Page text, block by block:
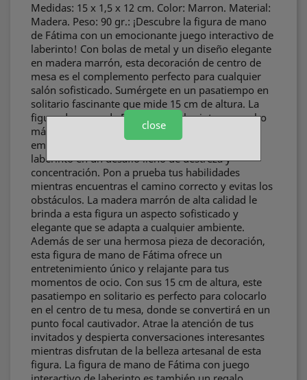
Medidas: 15 x 1,5 x 12 cm. Color: Marron. Material:
Madera. Peso: 90 gr.: ¡Descubre la figura de mano
de Fátima con un emocionante juego interactivo de
laberinto! Con bolas de metal y un diseño elegante
en madera marrón, esta decoración de centro de
mesa es el complemento perfecto para cualquier
salón sofisticado. Sumérgete en un pasatiempo en
solitario fascinante que mide 15 cm de altura. La
figura de mano de Fátima con laberinto es mucho
más que un objeto decorativo. Experimenta la
emoción de guiar las bolas de metal a través del
laberinto en un desafío lleno de destreza y
concentración. Pon a prueba tus habilidades
mientras encuentras el camino correcto y evitas los
obstáculos. La madera marrón de alta calidad le
brinda a esta figura un aspecto sofisticado y
elegante que se adapta a cualquier ambiente.
Además de ser una hermosa pieza de decoración,
esta figura de mano de Fátima ofrece un
entretenimiento único y relajante para tus
momentos de ocio. Con sus 15 cm de altura, este
pasatiempo en solitario es perfecto para colocarlo
en el centro de tu mesa, donde se convertirá en un
punto focal cautivador. Atrae la atención de tus
invitados y despierta conversaciones interesantes
mientras disfrutan de la belleza artesanal de esta
figura. La figura de mano de Fátima con juego
close